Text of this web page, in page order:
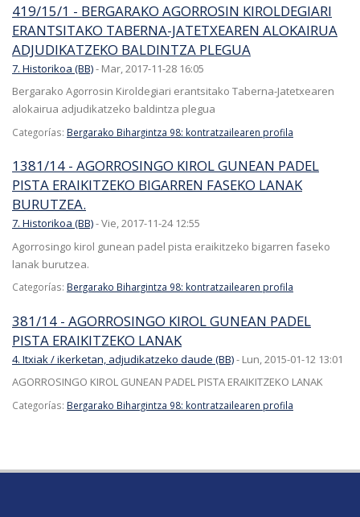
419/15/1 - BERGARAKO AGORROSIN KIROLDEGIARI
ERANTSITAKO TABERNA-JATETXEAREN ALOKAIRUA
ADJUDIKATZEKO BALDINTZA PLEGUA
7. Historikoa (BB)- Mar, 2017-11-28 16:05
Bergarako Agorrosin Kiroldegiari erantsitako Taberna-Jatetxearen
alokairua adjudikatzeko baldintza plegua
Categorías: Bergarako Bihargintza 98: kontratzailearen profila
1381/14 - AGORROSINGO KIROL GUNEAN PADEL
PISTA ERAIKITZEKO BIGARREN FASEKO LANAK
BURUTZEA.
7. Historikoa (BB)-Vie, 2017-11-24 12:55
Agorrosingo kirol gunean padel pista eraikitzeko bigarren faseko
lanak burutzea.
Categorías: Bergarako Bihargintza 98: kontratzailearen profila
381/14 - AGORROSINGO KIROL GUNEAN PADEL
PISTA ERAIKITZEKO LANAK
4. Itxiak / ikerketan, adjudikatzeko daude (BB)- Lun, 2015-01-12 13:01
AGORROSINGO KIROL GUNEAN PADEL PISTA ERAIKITZEKO LANAK
Categorías: Bergarako Bihargintza 98: kontratzailearen profila